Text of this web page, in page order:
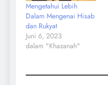
Mengetahui Lebih
Dalam Mengenai Hisab
dan Rukyat
Juni 6, 2023
dalam "Khazanah"